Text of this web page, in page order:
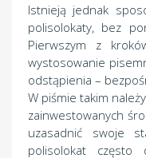
Istnieją jednak
polisolokaty, bez
Pierwszym z
wystosowanie
odstąpienia –
W piśmie takim
zainwestowanych
uzasadnić swoje
polisolokat często